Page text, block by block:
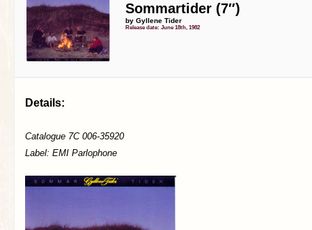
Sommartider (7″)
by Gyllene Tider
Release date: June 18th, 1982
Details:
Catalogue 7C 006-35920
Label: EMI Parlophone